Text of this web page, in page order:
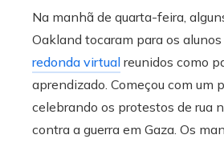
Na manhã de quarta-feira,
Oakland tocaram para os alunos
redonda virtual reunidos como
aprendizado. Começou com um
celebrando os protestos de rua
contra a guerra em Gaza. Os